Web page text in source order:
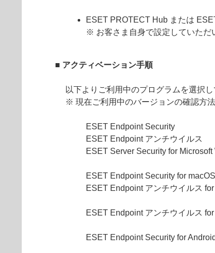
ESET PROTECT Hub または
※ お客さま自身で設定していただ
■ アクティベーション手順
以下よりご利用中のプログラムを選択
※ 現在ご利用中のバージョンの確認方
ESET Endpoint Security
ESET Endpoint アンチウイルス
ESET Server Security for
ESET Endpoint Security for macOS
ESET Endpoint アンチウイルス
ESET Endpoint アンチウイルス
ESET Endpoint Security for